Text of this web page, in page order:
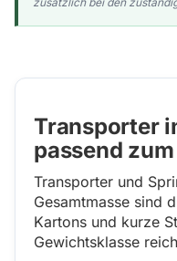
Transporter
passend
Transporter und
Gesamtmasse sind
Kartons und kurze
Gewichtsklasse